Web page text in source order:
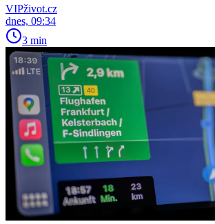
VIPživot.cz
dnes, 09:34
3 min